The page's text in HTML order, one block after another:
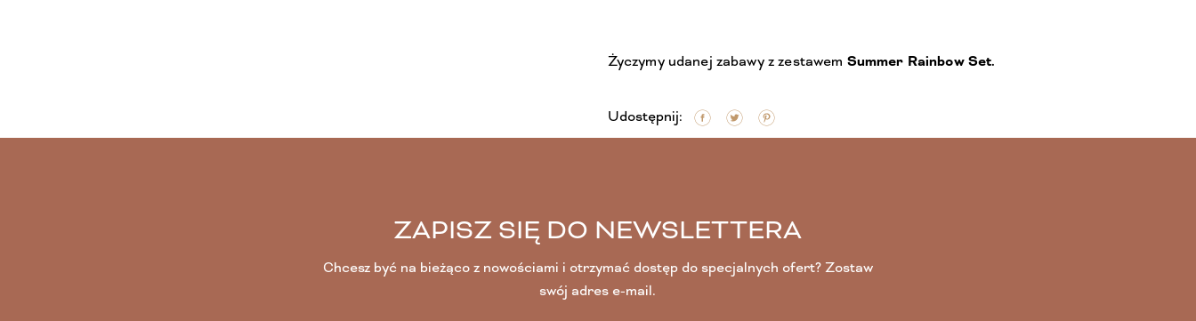
Życzymy udanej zabawy z zestawem Summer Rainbow Set.
Udostępnij:
ZAPISZ SIĘ DO NEWSLETTERA
Chcesz być na bieżąco z nowościami i otrzymać dostęp do specjalnych ofert? Zostaw
swój adres e-mail.